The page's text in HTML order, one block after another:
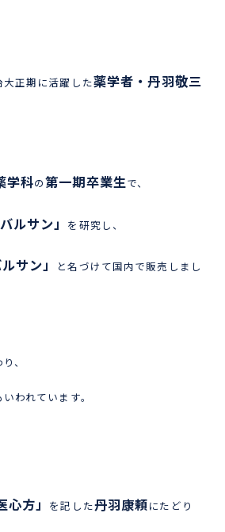
正期に活躍した薬学者・丹羽敬三
学科の第一期卒業生で、
ルサン」 を研究し、
サン」
と名づけて国内で販売しまし
、
われています。
心方」 を記した丹羽康頼にたどり